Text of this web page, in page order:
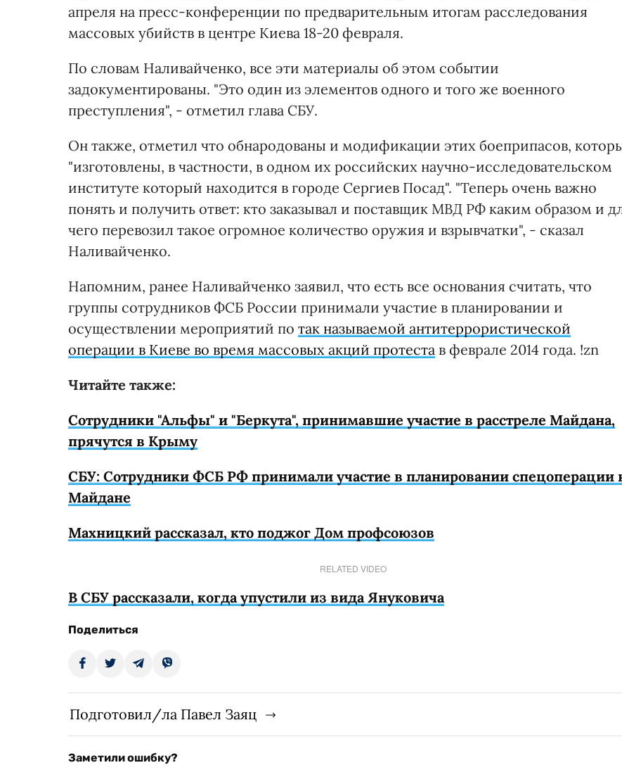
апреля на пресс-конференции по предварительным итогам расследования
массовых убийств в центре Киева 18-20 февраля.
По словам Наливайченко, все эти материалы об этом событии
задокументированы. "Это один из элементов одного и того же военного
преступления", - отметил глава СБУ.
Он также, отметил что обнародованы и модификации этих боеприпасов,
"изготовлены, в частности, в одном их российских научно-исследовательском
институте который находится в городе Сергиев Посад". "Теперь очень важно
понять и получить ответ: кто заказывал и поставщик МВД РФ каким образом и
чего перевозил такое огромное количество оружия и взрывчатки", - сказал
Наливайченко.
Напомним, ранее Наливайченко заявил, что есть все основания считать, что
группы сотрудников ФСБ России принимали участие в планировании и
осуществлении мероприятий по так называемой антитеррористической
операции в Киеве во время массовых акций протеста в феврале 2014 года. !zn
Читайте также:
Сотрудники "Альфы" и "Беркута", принимавшие участие в расстреле Майдана,
прячутся в Крыму
СБУ: Сотрудники ФСБ РФ принимали участие в планировании спецоперации
Майдане
Махницкий рассказал, кто поджог Дом профсоюзов
RELATED VIDEO
В СБУ рассказали, когда упустили из вида Януковича
Поделиться
Подготовил/ла Павел Заяц
Заметили ошибку?